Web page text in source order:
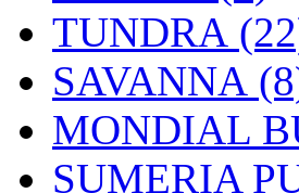
TUNDRA
SAVANNA
MONDIAL
SUMERIA